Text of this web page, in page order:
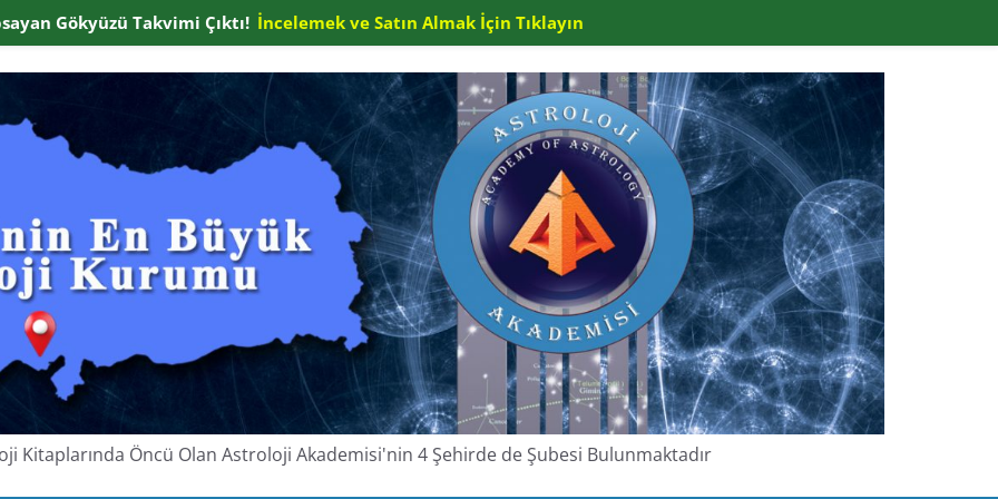
Kitaplarında Öncü Olan Astroloji Akademisi'nin 4 Şehirde de Şubesi Bulunmaktadır
Gökyüzü Takvimi Çıktı! İncelemek ve Satın Almak İçin Tıklayın